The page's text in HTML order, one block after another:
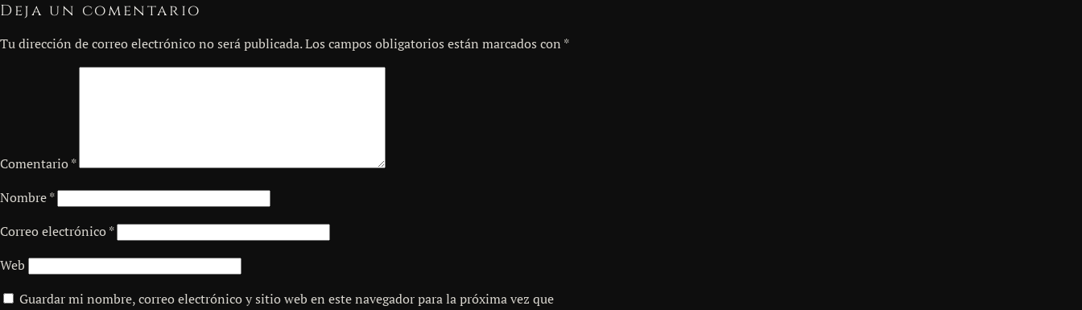
Deja un comentario
Tu dirección de correo electrónico no será publicada.Los campos obligatorios están marcados con *
Comentario*
Nombre*
Correo electrónico*
Web
Guardar mi nombre, correo electrónico y sitio web en este navegador para la próxima vez que